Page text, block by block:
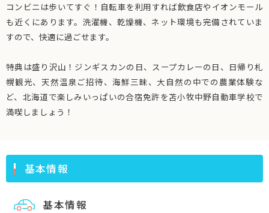
コンビニは歩いてすぐ！自転車を利用すれば飲食店やイオンモール
も近くにあります。洗濯機、乾燥機、ネット環境も完備されていま
すので、快適に過ごせます。
特典は盛り沢山！ジンギスカンの日、スープカレーの日、日帰り札
幌観光、天然温泉ご招待、海鮮三昧、大自然の中での農業体験な
ど、北海道で楽しみいっぱいの合宿免許を苫小牧中野自動車学校で
満喫しましょう！
基本情報
基本情報